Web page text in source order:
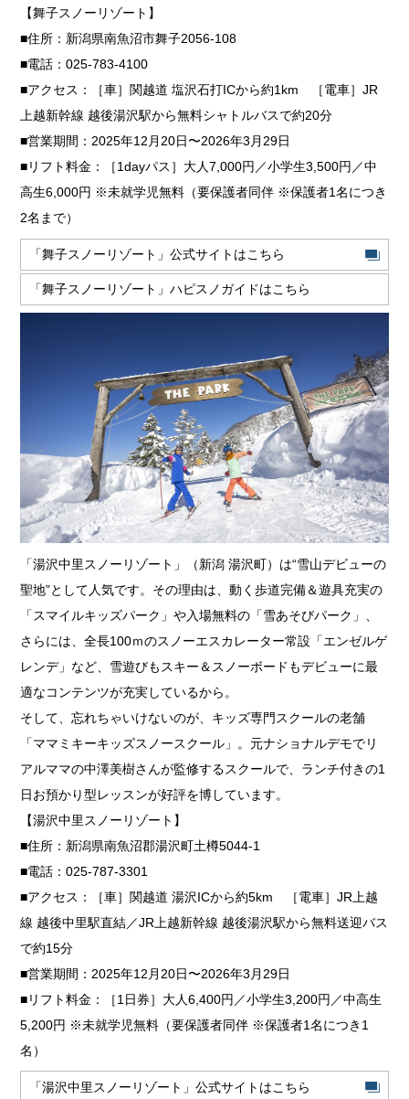
【舞子スノーリゾート】
■住所：新潟県南魚沼市舞子2056-108
■電話：025-783-4100
■アクセス：［車］関越道 塩沢石打ICから約1km ［電車］JR
上越新幹線 越後湯沢駅から無料シャトルバスで約20分
■営業期間：2025年12月20日〜2026年3月29日
■リフト料金：［1dayパス］大人7,000円／小学生3,500円／中
高生6,000円 ※未就学児無料（要保護者同伴 ※保護者1名につき
2名まで）
「舞子スノーリゾート」公式サイトはこちら
「舞子スノーリゾート」ハピスノガイドはこちら
「湯沢中里スノーリゾート」（新潟 湯沢町）は“雪山デビューの
聖地”として人気です。その理由は、動く歩道完備＆遊具充実の
「スマイルキッズパーク」や入場無料の「雪あそびパーク」、
さらには、全長100ｍのスノーエスカレーター常設「エンゼルゲ
レンデ」など、雪遊びもスキー＆スノーボードもデビューに最
適なコンテンツが充実しているから。
そして、忘れちゃいけないのが、キッズ専門スクールの老舗
「ママミキーキッズスノースクール」。元ナショナルデモでリ
アルママの中澤美樹さんが監修するスクールで、ランチ付きの1
日お預かり型レッスンが好評を博しています。
【湯沢中里スノーリゾート】
■住所：新潟県南魚沼郡湯沢町土樽5044-1
■電話：025-787-3301
■アクセス：［車］関越道 湯沢ICから約5km ［電車］JR上越
線 越後中里駅直結／JR上越新幹線 越後湯沢駅から無料送迎バス
で約15分
■営業期間：2025年12月20日〜2026年3月29日
■リフト料金：［1日券］大人6,400円／小学生3,200円／中高生
5,200円 ※未就学児無料（要保護者同伴 ※保護者1名につき1
名）
「湯沢中里スノーリゾート」公式サイトはこちら